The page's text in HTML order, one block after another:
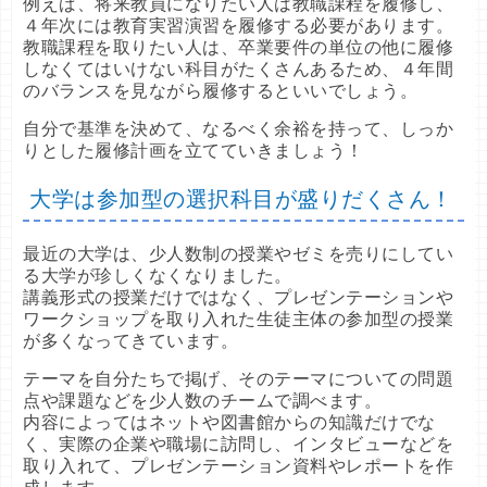
４年次には教育実習演習を履修する必要があります。
教職課程を取りたい人は、卒業要件の単位の他に履修
しなくてはいけない科目がたくさんあるため、４年間
のバランスを見ながら履修するといいでしょう。
自分で基準を決めて、なるべく余裕を持って、しっか
りとした履修計画を立てていきましょう！
大学は参加型の選択科目が盛りだくさん！
最近の大学は、少人数制の授業やゼミを売りにしてい
る大学が珍しくなくなりました。
講義形式の授業だけではなく、プレゼンテーションや
ワークショップを取り入れた生徒主体の参加型の授業
が多くなってきています。
テーマを自分たちで掲げ、そのテーマについての問題
点や課題などを少人数のチームで調べます。
内容によってはネットや図書館からの知識だけでな
く、実際の企業や職場に訪問し、インタビューなどを
取り入れて、プレゼンテーション資料やレポートを作